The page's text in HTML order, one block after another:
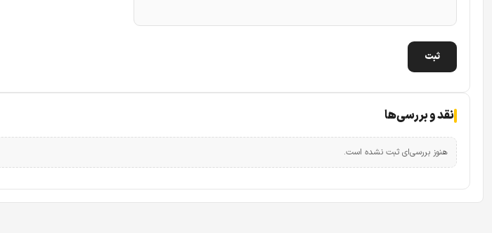
نقد و بررسی‌ها
هنوز بررسی‌ای ثبت نشده است.